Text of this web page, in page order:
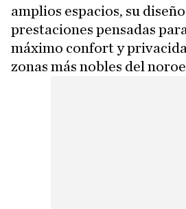
amplios espacios, su
prestaciones pensadas
máximo confort y
zonas más nobles del